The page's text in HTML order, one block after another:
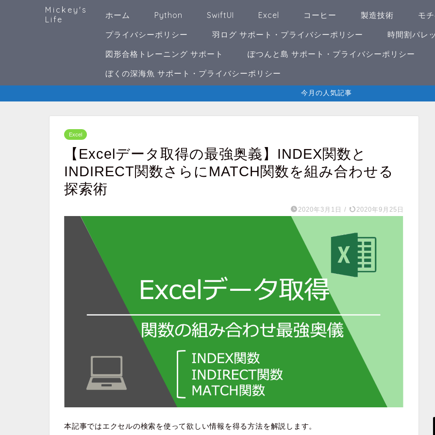
Mickey's
Life
ホーム Python SwiftUI Excel コーヒー 製造技術
モ
プライバシーポリシー
羽ログ サポート・プライバシーポリシー
時間割パレ
図形合格トレーニング サポート
ぽつんと島 サポート・プライバシーポリシー
ぼくの深海魚 サポート・プライバシーポリシー
今月の人気記事
Excel
【Excelデータ取得の最強奥義】INDEX関数と
INDIRECT関数さらにMATCH関数を組み合わせる
探索術
2020年3月1日 / 2020年9月25日
本記事ではエクセルの検索を使って欲しい情報を得る方法を解説します。